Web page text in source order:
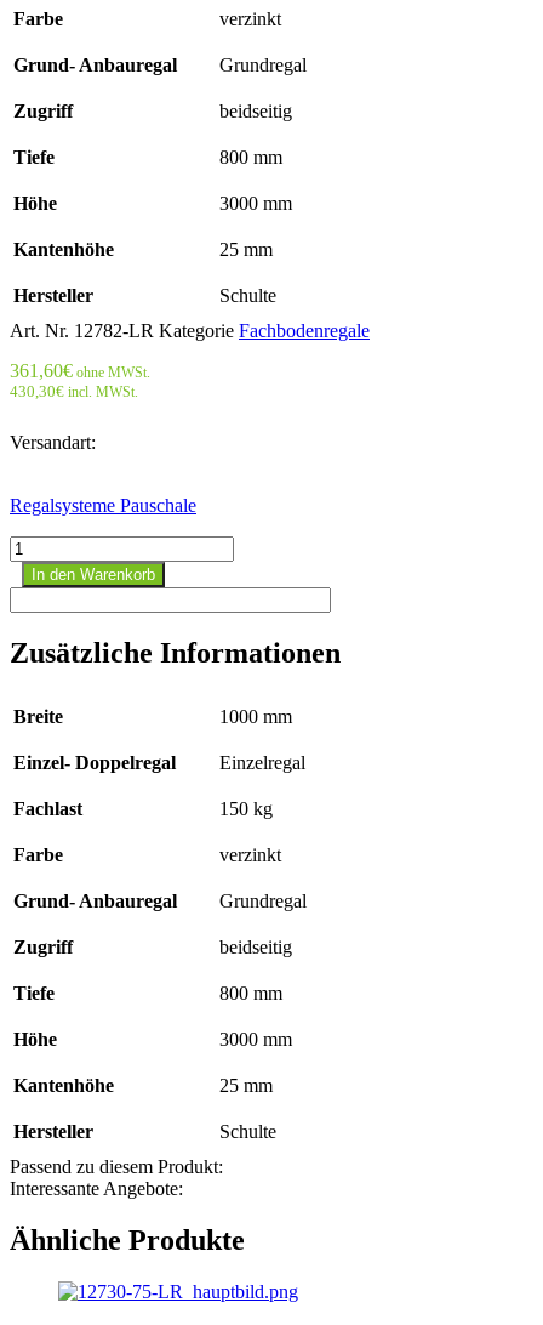
Farbe verzinkt
Grund- Anbauregal Grundregal
Zugriff beidseitig
Tiefe 800 mm
Höhe 3000 mm
Kantenhöhe 25 mm
Hersteller
Schulte
Art. Nr. 12782-LR Kategorie Fachbodenregale
361,60€ ohne MWSt.
430,30€ incl. MWSt.
Versandart:
Regalsysteme Pauschale
Stecks.Grundr.mit
Längenriegel
-
3000x1000x800
Typ
verzinkt;
Menge
In den Warenkorb
Zusätzliche Informationen
Breite 1000 mm
Einzel- Doppelregal Einzelregal
Fachlast 150 kg
Farbe verzinkt
Grund- Anbauregal Grundregal
Zugriff beidseitig
Tiefe 800 mm
Höhe 3000 mm
Kantenhöhe 25 mm
Hersteller
Schulte
Passend zu diesem Produkt:
Interessante Angebote:
Ähnliche Produkte